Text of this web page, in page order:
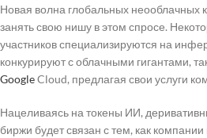
Новая волна глобальных неооблачных
занять свою нишу в этом спросе.
участников специализируются на
конкурируют с облачными гигантами,
GoogleCloud, предлагая свои услуги
Нацеливаясь на токены ИИ,
биржи будет связан с тем, как